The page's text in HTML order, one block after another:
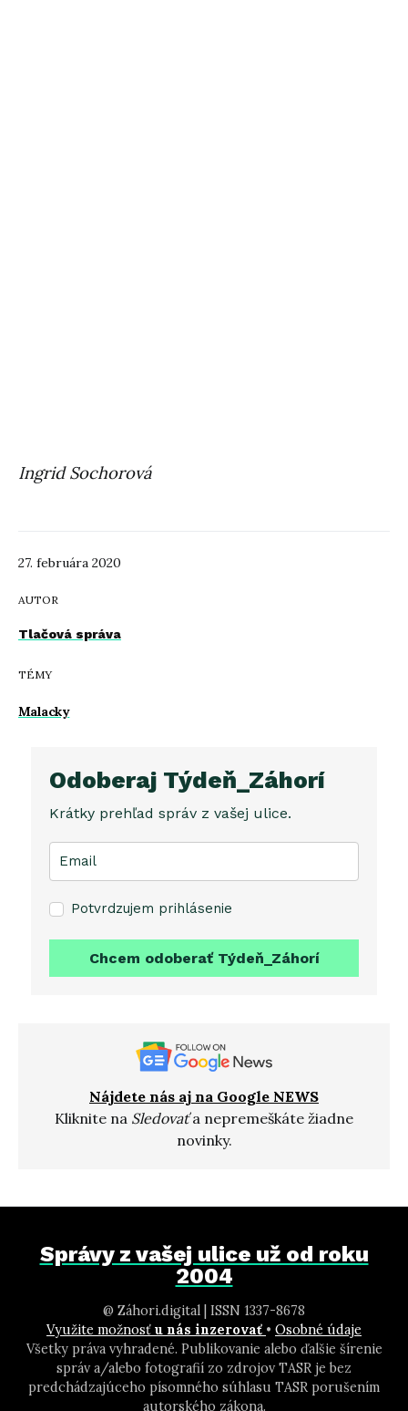
27. februára 2020
AUTOR
Tlačová správa
TÉMY
Malacky
Ingrid Sochorová
Odoberaj Týdeň_Záhorí
Krátky prehľad správ z vašej ulice.
Potvrdzujem prihlásenie
Chcem odoberať Týdeň_Záhorí
Nájdete nás aj na Google NEWS
Kliknite na Sledovaťa nepremeškáte žiadne
novinky.
Správy z vašej ulice už od roku
2004
@ Záhori.digital | ISSN 1337-8678
Využite možnosť u nás inzerovať • Osobné údaje
Všetky práva vyhradené. Publikovanie alebo ďalšie šírenie
správ a/alebo fotografií zo zdrojov TASR je bez
predchádzajúceho písomného súhlasu TASR porušením
autorského zákona.